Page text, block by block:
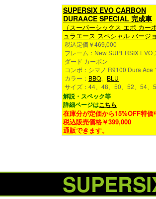
SUPERSIX EVO CARBON
DURAACE SPECIAL 完成車
（スーパーシックス エボ カー
ュラエース スペシャル バージ
税込定価￥469,000
フレーム：New SUPERSIX EVO
ダード カーボン
コンポ：シマノ R9100 Dura Ace
カラー： BBQ
BLU
サイズ：44、48、50、52、54、
解説・スペック等
詳細ページはこちら
在庫分が定価から15%OFF特価
税込販売価格￥399,000
通販できます。